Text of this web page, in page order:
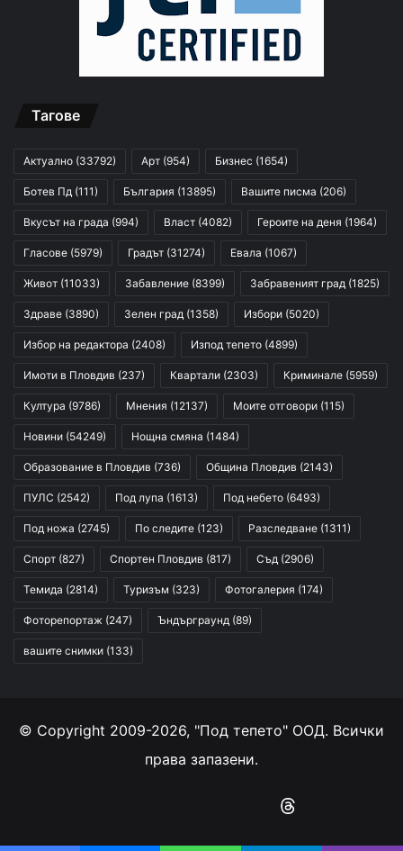
Тагове
Актуално (33792) Арт (954) Бизнес (1654)
Ботев Пд (111) България (13895) Вашите писма (206)
Вкусът на града (994) Власт (4082) Героите на деня (1964)
Гласове (5979) Градът (31274) Евала (1067)
Живот (11033) Забавление (8399) Забравеният град (1825)
Здраве (3890) Зелен град (1358) Избори (5020)
Избор на редактора (2408) Изпод тепето (4899)
Имоти в Пловдив (237) Квартали (2303) Криминале (5959)
Култура (9786) Мнения (12137) Моите отговори (115)
Новини (54249) Нощна смяна (1484)
Образование в Пловдив (736) Община Пловдив (2143)
ПУЛС (2542) Под лупа (1613) Под небето (6493)
Под ножа (2745) По следите (123) Разследване (1311)
Спорт (827) Спортен Пловдив (817) Съд (2906)
Темида (2814) Туризъм (323) Фотогалерия (174)
Фоторепортаж (247) Ъндърграунд (89)
вашите снимки (133)
© Copyright 2009-2026, "Под тепето" ООД. Всички
права запазени.
Instagram
RSS